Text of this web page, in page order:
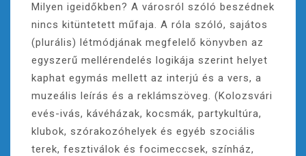
Milyen igeidőkben? A városról szóló beszédnek
nincs kitüntetett műfaja. A róla szóló, sajátos
(plurális) létmódjának megfelelő könyvben az
egyszerű mellérendelés logikája szerint helyet
kaphat egymás mellett az interjú és a vers, a
muzeális leírás és a reklámszöveg. (Kolozsvári
evés-ivás, kávéházak, kocsmák, partykultúra,
klubok, szórakozóhelyek és egyéb szociális
terek, fesztiválok és focimeccsek, színház,